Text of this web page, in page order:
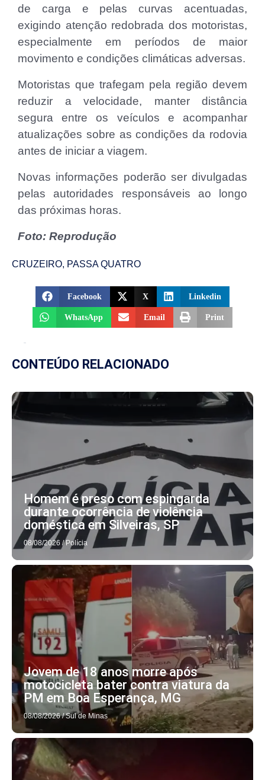
de carga e pelas curvas acentuadas,
exigindo atenção redobrada dos motoristas,
especialmente em períodos de maior
movimento e condições climáticas adversas.
Motoristas que trafegam pela região devem
reduzir a velocidade, manter distância
segura entre os veículos e acompanhar
atualizações sobre as condições da rodovia
antes de iniciar a viagem.
Novas informações poderão ser divulgadas
pelas autoridades responsáveis ao longo
das próximas horas.
Foto: Reprodução
CRUZEIRO, PASSA QUATRO
Facebook X Linkedin
WhatsApp Email Print
CONTEÚDO RELACIONADO
Homem é preso com espingarda
durante ocorrência de violência
doméstica em Silveiras, SP
08/08/2026 / Polícia
Jovem de 18 anos morre após
motocicleta bater contra viatura da
PM em Boa Esperança, MG
08/08/2026 / Sul de Minas